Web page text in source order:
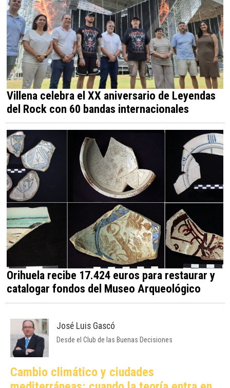
Villena celebra el XX aniversario de Leyendas
del Rock con 60 bandas internacionales
Orihuela recibe 17.424 euros para restaurar y
catalogar fondos del Museo Arqueológico
José Luis Gascó
Desde el Club de las Buenas Decisiones
Cambio climático y ciudades